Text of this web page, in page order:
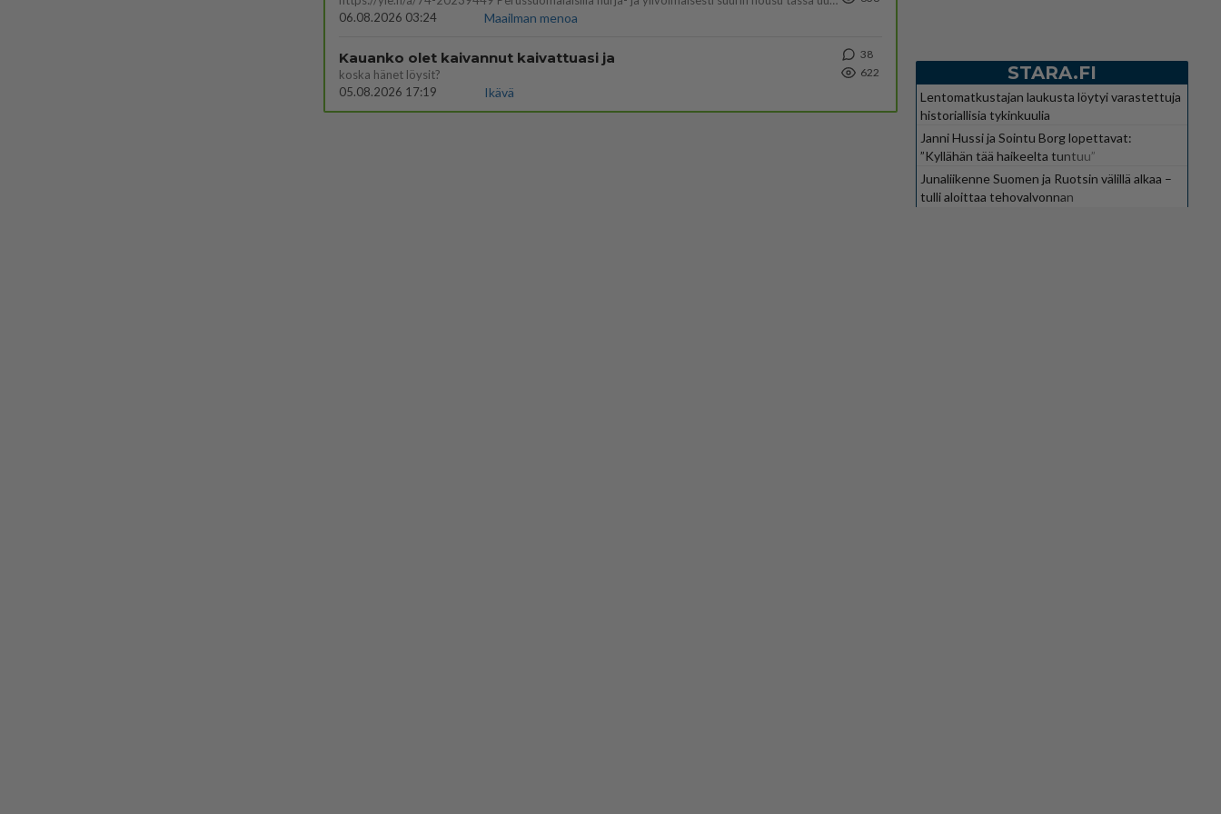
06.08.2026 03:24
Maailman menoa
Kauanko olet kaivannut kaivattuasi ja
koska hänet löysit?
05.08.2026 17:19
Ikävä
38
622
STARA.FI
Lentomatkustajan laukusta löytyi varastettuja
historiallisia tykinkuulia
Janni Hussi ja Sointu Borg lopettavat:
”Kyllähän tää haikeelta tuntuu”
Junaliikenne Suomen ja Ruotsin välillä alkaa –
tulli aloittaa tehovalvonnan